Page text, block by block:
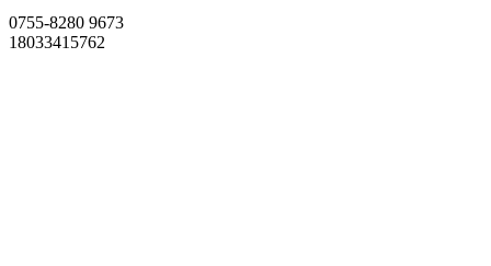
0755-8280 9673
18033415762